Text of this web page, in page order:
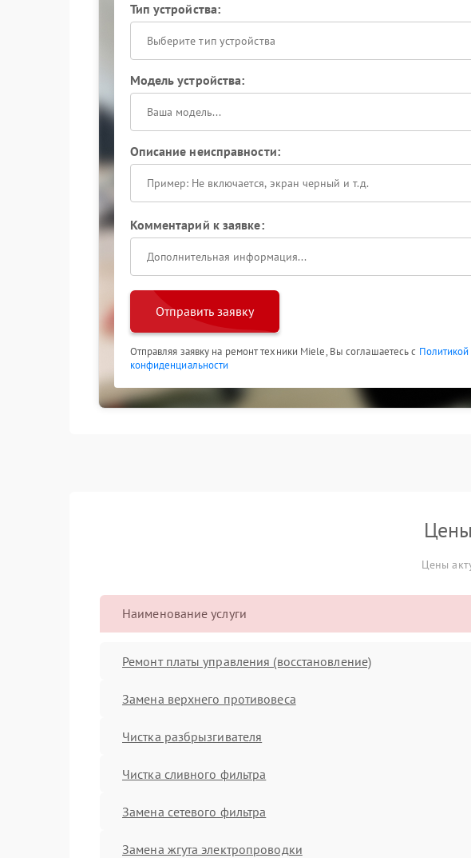
Тип устройства:
Выберите тип устройства
Модель устройства:
Описание неисправности:
Комментарий к заявке:
Отправить заявку
Отправляя заявку на ремонт техники Miele, Вы соглашаетесь с Политикой
конфиденциальности
Цены
Наименование услуги
Ремонт платы управления (восстановление)
Замена верхнего противовеса
Чистка разбрызгивателя
Чистка сливного фильтра
Замена сетевого фильтра
Замена жгута электропроводки